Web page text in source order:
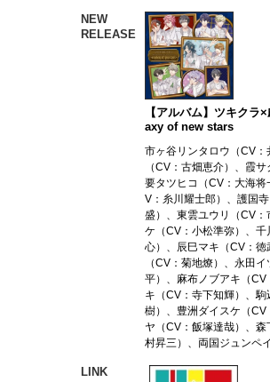
NEW
RELEASE
【アルバム】ツキクラ
axy of new stars
市ヶ谷リンタロウ（CV
（CV：古畑恵介）、霞
要タツヒコ（CV：大海
V：糸川耀士郎）、護国
盛）、東雲ユウリ（CV
ケ（CV：小松準弥）、
心）、辰巳マキ（CV：徳
（CV：菊地燎）、永田
平）、麻布ノブアキ（
キ（CV：寺下知輝）、
樹）、豊洲ダイスケ（
ヤ（CV：飯塚達哉）、
村昇三）、両国ジュンペ
LINK